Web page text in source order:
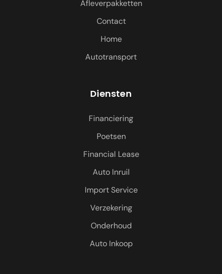
Afleverpakketten
Contact
Home
Autotransport
Diensten
Financiering
Poetsen
Financial Lease
Auto Inruil
Import Service
Verzekering
Onderhoud
Auto Inkoop